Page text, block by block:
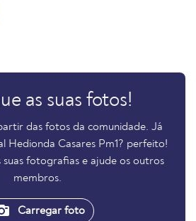
as suas fotos!
das fotos da comunidade. Já
Hedionda Casares Pm1? perfeito!
suas fotografias e ajude os outros
membros.
Carregar foto